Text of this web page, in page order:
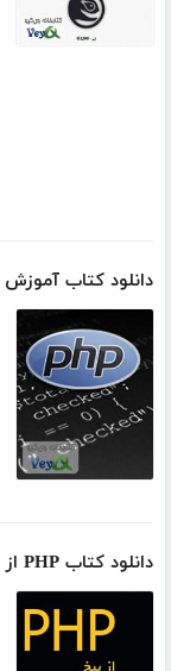
دانلود کتاب آموزش php به زبان ساده
دانلود کتاب PHP از بیخ